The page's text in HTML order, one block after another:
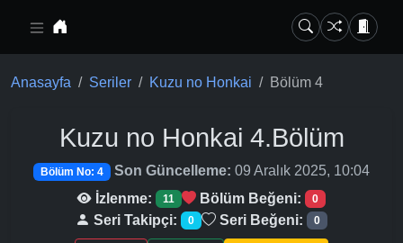
Anasayfa Seriler Kuzu no Honkai Bölüm 4
Kuzu no Honkai 4.Bölüm
Bölüm No: 4 Son Güncelleme: 09 Aralık 2025, 10:04
İzlenme:
11 Bölüm Beğeni: 0
Seri Takipçi: 0 Seri Beğeni: 0